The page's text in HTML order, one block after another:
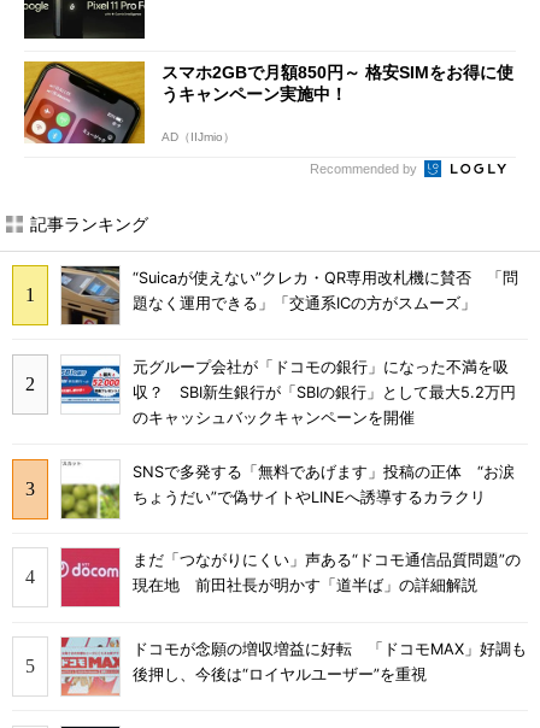
スマホ2GBで月額850円～ 格安SIMをお得に使
うキャンペーン実施中！
AD（IIJmio）
Recommended by
記事ランキング
“Suicaが使えない”クレカ・QR専用改札機に賛否 「問
題なく運用できる」「交通系ICの方がスムーズ」
元グループ会社が「ドコモの銀行」になった不満を吸
収？ SBI新生銀行が「SBIの銀行」として最大5.2万円
のキャッシュバックキャンペーンを開催
SNSで多発する「無料であげます」投稿の正体 “お涙
ちょうだい”で偽サイトやLINEへ誘導するカラクリ
まだ「つながりにくい」声ある“ドコモ通信品質問題”の
現在地 前田社長が明かす「道半ば」の詳細解説
ドコモが念願の増収増益に好転 「ドコモMAX」好調も
後押し、今後は“ロイヤルユーザー”を重視